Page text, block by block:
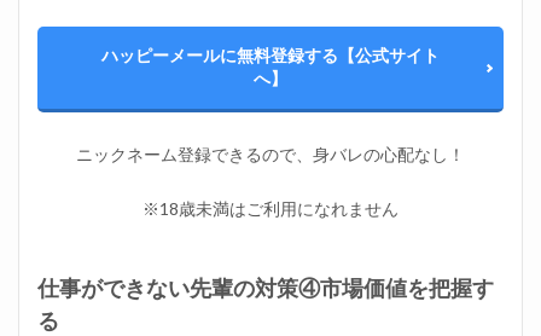
ハッピーメールに無料登録する【公式サイト
へ】
ニックネーム登録できるので、身バレの心配なし！
※18歳未満はご利用になれません
仕事ができない先輩の対策④市場価値を把握す
る